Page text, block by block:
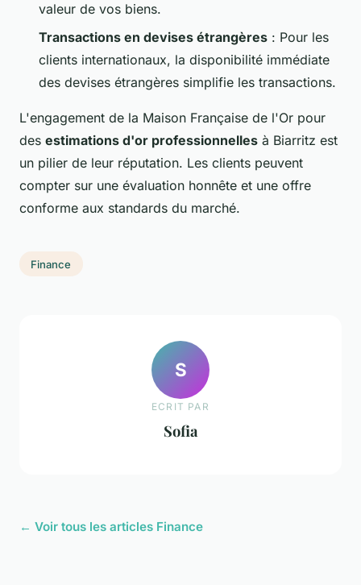
valeur de vos biens.
Transactions en devises étrangères : Pour les
clients internationaux, la disponibilité immédiate
des devises étrangères simplifie les transactions.
L'engagement de la Maison Française de l'Or pour
des estimations d'or professionnelles à Biarritz est
un pilier de leur réputation. Les clients peuvent
compter sur une évaluation honnête et une offre
conforme aux standards du marché.
Finance
S
ECRIT PAR
Sofia
← Voir tous les articles Finance